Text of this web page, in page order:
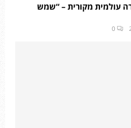
עולמית מקורית – “שמש
0